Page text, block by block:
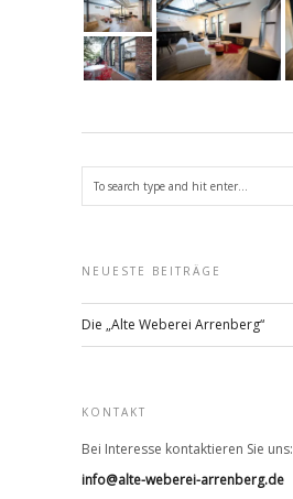
NEUESTE BEITRÄGE
Die „Alte Weberei Arrenberg“
KONTAKT
Bei Interesse kontaktieren Sie uns:
info@alte-weberei-arrenberg.de